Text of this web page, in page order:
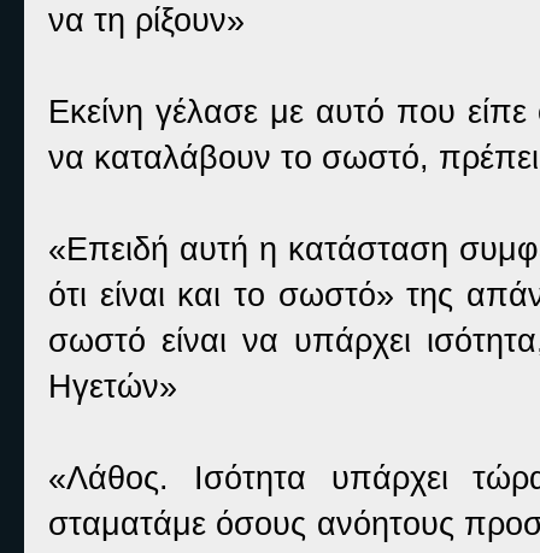
να τη ρίξουν»
Εκείνη γέλασε με αυτό που
να καταλάβουν το σωστό,
«Επειδή αυτή η κατάσταση
ότι είναι και το σωστό» της
σωστό είναι να υπάρχει
Ηγετών»
«Λάθος. Ισότητα υπάρχει
σταματάμε όσους ανόητους